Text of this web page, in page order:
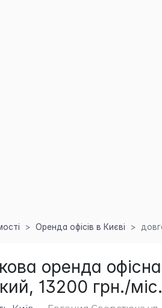
Оренда офісів в Києві
оренда
13200 грн./міс.